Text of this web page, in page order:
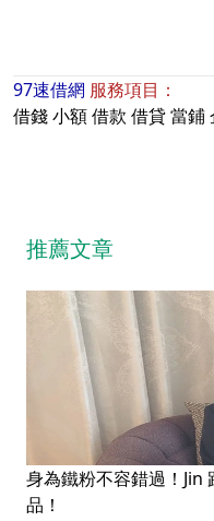
97速借網 服務項目：
借錢小額借款 借貸當鋪
推薦文章
身為鐵粉不容錯過！Jin
品！